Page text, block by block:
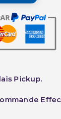
Pickup.